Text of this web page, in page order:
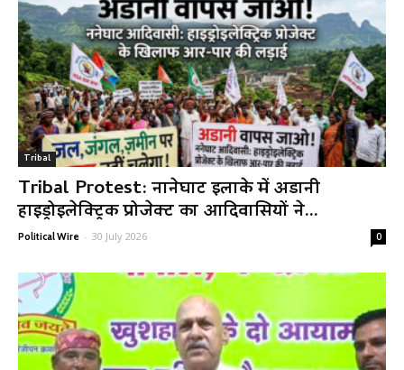
Tribal
Tribal Protest: नानेघाट इलाके में अडानी
हाइड्रोइलेक्ट्रिक प्रोजेक्ट का आदिवासियों ने...
Political Wire - 30 July 2026 0